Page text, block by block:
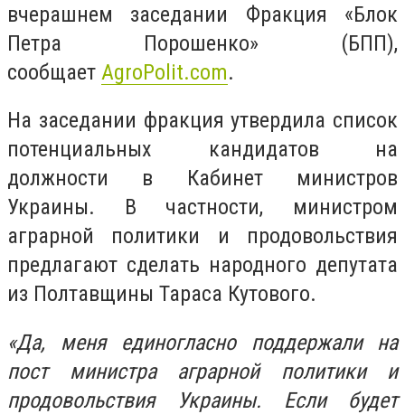
вчерашнем заседании Фракция «Блок
Петра Порошенко» (БПП),
сообщает AgroPolit.com.
На заседании фракция утвердила список
потенциальных кандидатов на
должности в Кабинет министров
Украины. В частности, министром
аграрной политики и продовольствия
предлагают сделать народного депутата
из Полтавщины Тараса Кутового.
«Да, меня единогласно поддержали на
пост министра аграрной политики и
продовольствия Украины. Если будет